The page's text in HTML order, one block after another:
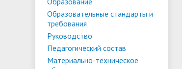
Материально-техническое
обеспечение и оснащенность
образовательного процесса.
Доступная среда
Конкурсы и вакансии
Проекты, гранты и конкурсы
Конкурсные списки
Образовательные стандарты и
требования
Руководство
Педагогический состав
Материально-техническое